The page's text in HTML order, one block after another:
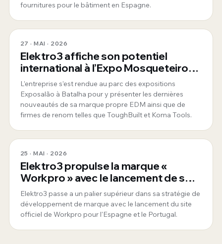
fournitures pour le bâtiment en Espagne.
27 · MAI · 2026
Elektro3 affiche son potentiel
international à l’Expo Mosqueteiros
au Portugal
L’entreprise s’est rendue au parc des expositions
Exposalão à Batalha pour y présenter les dernières
nouveautés de sa marque propre EDM ainsi que de
firmes de renom telles que ToughBuilt et Koma Tools.
25 · MAI · 2026
Elektro3 propulse la marque «
Workpro » avec le lancement de son
nouveau site officiel pour l'Espagne
et le Portugal
Elektro3 passe a un palier supérieur dans sa stratégie de
développement de marque avec le lancement du site
officiel de Workpro pour l'Espagne et le Portugal.